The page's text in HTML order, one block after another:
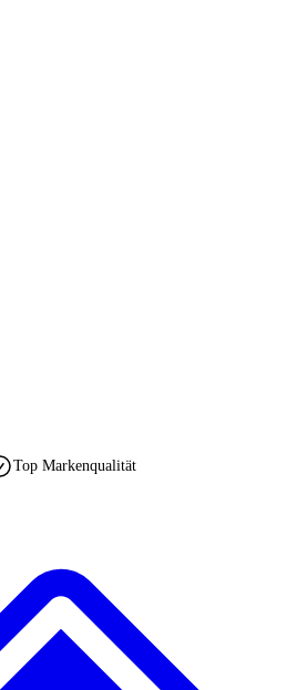
Top Markenqualität